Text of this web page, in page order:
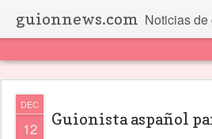
guionnews.com Noticias de guion
DEC
12 Guionista aspañol